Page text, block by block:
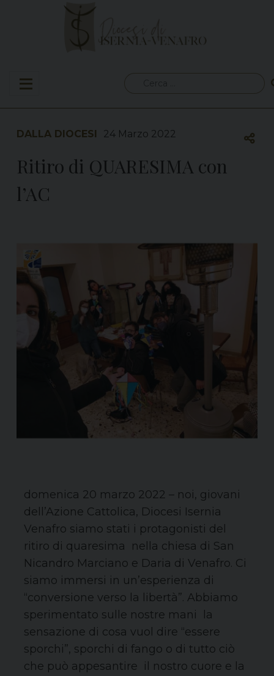
per:
DALLA DIOCESI 24 Marzo 2022
Ritiro di QUARESIMA con
l’AC
domenica 20 marzo 2022 – noi, giovani
dell’Azione Cattolica, Diocesi Isernia
Venafro siamo stati i protagonisti del
ritiro di quaresima nella chiesa di San
Nicandro Marciano e Daria di Venafro. Ci
siamo immersi in un’esperienza di
“conversione verso la libertà”. Abbiamo
sperimentato sulle nostre mani la
sensazione di cosa vuol dire “essere
sporchi”, sporchi di fango o di tutto ciò
che può appesantire il nostro cuore e la